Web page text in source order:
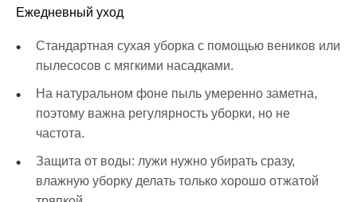
Ежедневный уход
Стандартная сухая уборка с помощью веников или
пылесосов с мягкими насадками.
На натуральном фоне пыль умеренно заметна,
поэтому важна регулярность уборки, но не
частота.
Защита от воды: лужи нужно убирать сразу,
влажную уборку делать только хорошо отжатой